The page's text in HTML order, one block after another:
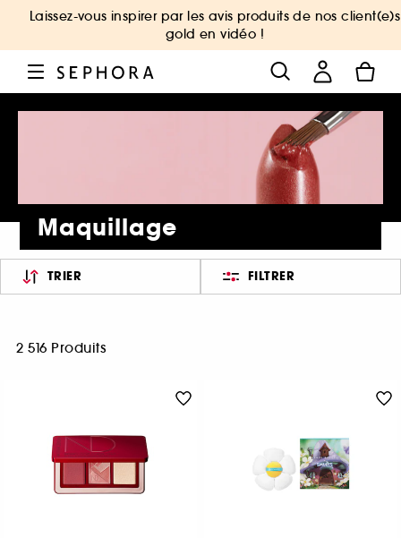
Laissez-vous inspirer par les avis produits de nos client(e)s
gold en vidéo !
Maquillage
TRIER FILTRER
2 516 Produits